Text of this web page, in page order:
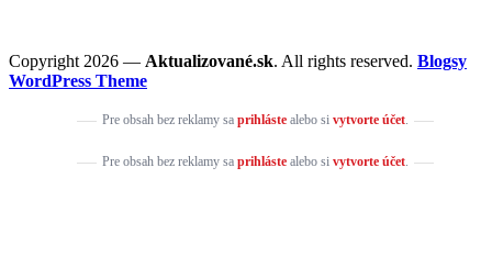
Copyright 2026 — Aktualizované.sk. All rights reserved. Blogsy
WordPress Theme
Pre obsah bez reklamy sa prihlástealebo si vytvorte účet.